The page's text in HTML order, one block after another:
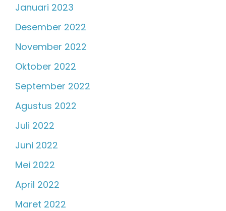
Januari 2023
Desember 2022
November 2022
Oktober 2022
September 2022
Agustus 2022
Juli 2022
Juni 2022
Mei 2022
April 2022
Maret 2022